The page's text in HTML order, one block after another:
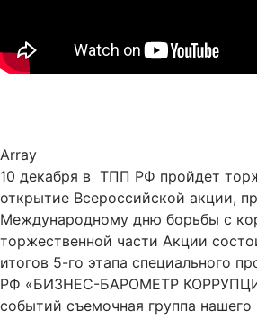
Array
10 декабря в ТПП РФ пройдет
открытие Всероссийской акции,
Международному дню борьбы с
торжественной части Акции
итогов 5-го этапа специального
РФ «БИЗНЕС-БАРОМЕТР
событий съемочная группа нашего